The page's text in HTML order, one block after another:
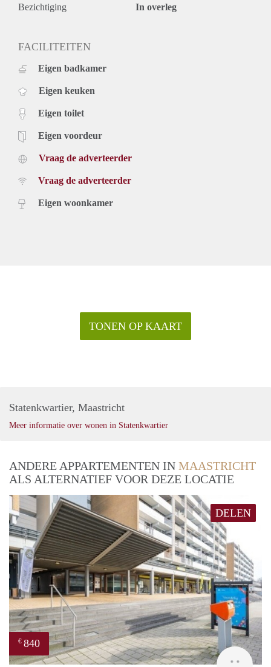
1575,- per maand.
Bezichtiging In overleg
FACILITEITEN
Eigen badkamer
Eigen keuken
Eigen toilet
Eigen voordeur
Vraag de adverteerder
Vraag de adverteerder
Eigen woonkamer
TONEN OP KAART
Statenkwartier, Maastricht
Meer informatie over wonen in Statenkwartier
ANDERE APPARTEMENTEN IN MAASTRICHT
ALS ALTERNATIEF VOOR DEZE LOCATIE
DELEN
€ 840